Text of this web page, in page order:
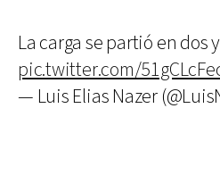
La carga se partió en dos
pic.twitter.com/
— Luis Elias Nazer